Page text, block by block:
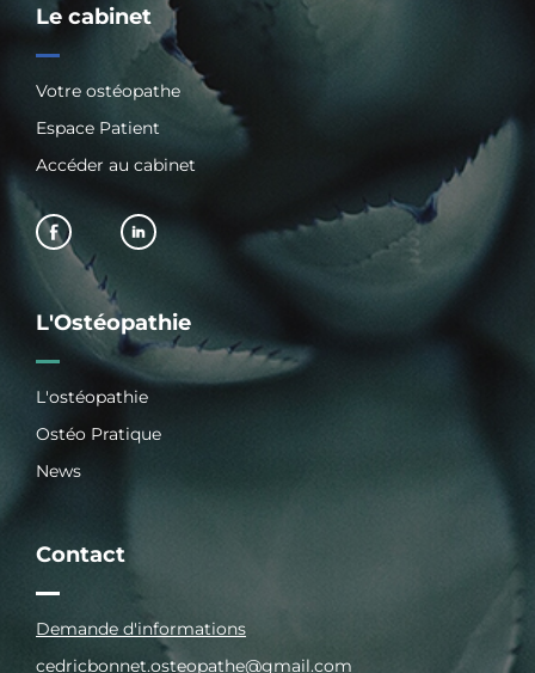
Le cabinet
Votre ostéopathe
Espace Patient
Accéder au cabinet
L'Ostéopathie
L'ostéopathie
Ostéo Pratique
News
Contact
Demande d'informations
cedricbonnet.osteopathe@gmail.com